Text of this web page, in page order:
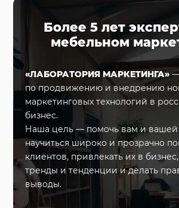
Более 5 лет
мебельном
«ЛАБОРАТОРИЯ МАРКЕТИНГА»—
по продвижению и внедрению
маркетинговых технологий в
бизнес.
Наша цель — помочь вам и вашей
научиться широко и прозрачно
клиентов, привлекать их в
тренды и тенденции и делать
выводы.